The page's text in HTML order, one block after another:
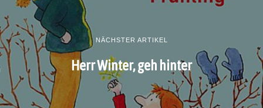
NÄCHSTER ARTIKEL
Herr Winter, geh hinter